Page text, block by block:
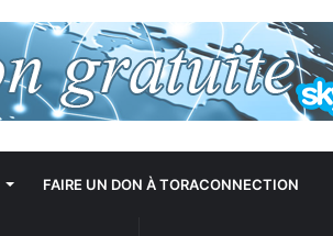
FAIRE UN DON À TORACONNECTION